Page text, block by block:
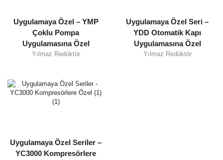
Uygulamaya Özel – YMP
Çoklu Pompa
Uygulamasına Özel
Yılmaz Redüktör
Uygulamaya Özel Seri –
YDD Otomatik Kapı
Uygulamasına Özel
Yılmaz Redüktör
Uygulamaya Özel Seriler –
YC3000 Kompresörlere